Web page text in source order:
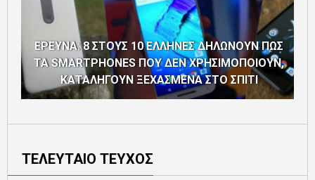
ΕΡΕΥΝΑ: 8 ΣΤΟΥΣ 10 ΕΛΛΗΝΕΣ ΔΗΛΩΝΟΥΝ ΠΩΣ
ΤΑ SMARTPHONES ΠΟΥ ΔΕΝ ΧΡΗΣΙΜΟΠΟΙΟΥΝ,
ΚΑΤΑΛΗΓΟΥΝ ΞΕΧΑΣΜΕΝΑ ΣΤΟ ΣΠΙΤΙ
ΤΕΛΕΥΤΑΙΟ ΤΕΥΧΟΣ